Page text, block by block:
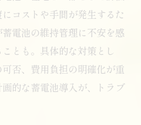
コストや手間が発生するた
電池の維持管理に不安を感
とも。具体的な対策とし
否、費用負担の明確化が重
的な蓄電池導入が、トラブ